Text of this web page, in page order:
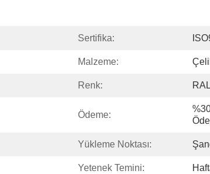
Sertifika:
Malzeme:
Renk:
Ödeme:
Yükleme Noktası:
Yetenek Temini: